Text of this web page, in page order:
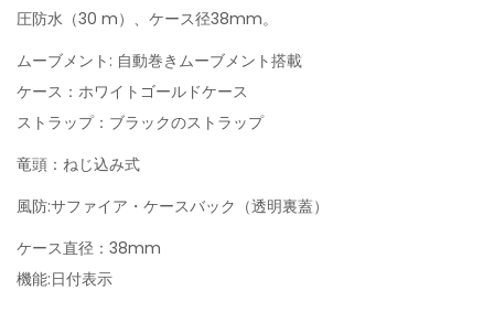
圧防水（30 m）、ケース径38mm。
ムーブメント: 自動巻きムーブメント搭載
ケース：ホワイトゴールドケース
ストラップ：ブラックのストラップ
竜頭：ねじ込み式
風防:サファイア・ケースバック（透明裏蓋）
ケース直径：38mm
機能:日付表示